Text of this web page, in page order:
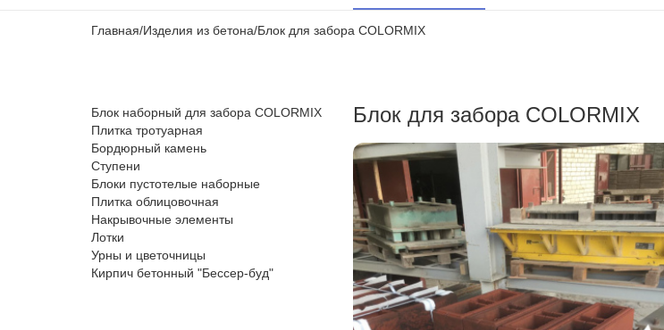
Главная/Изделия из бетона/Блок для забора COLORMIX
Блок наборный для забора COLORMIX
Плитка тротуарная
Бордюрный камень
Ступени
Блоки пустотелые наборные
Плитка облицовочная
Накрывочные элементы
Лотки
Урны и цветочницы
Кирпич бетонный "Бессер-буд"
Блок для забора COLORMIX